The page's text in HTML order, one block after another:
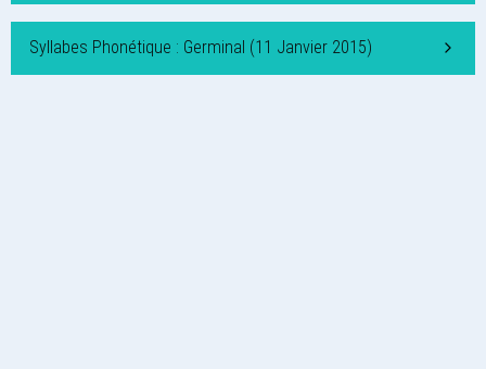
Syllabes Phonétique : Germinal (11 Janvier 2015)